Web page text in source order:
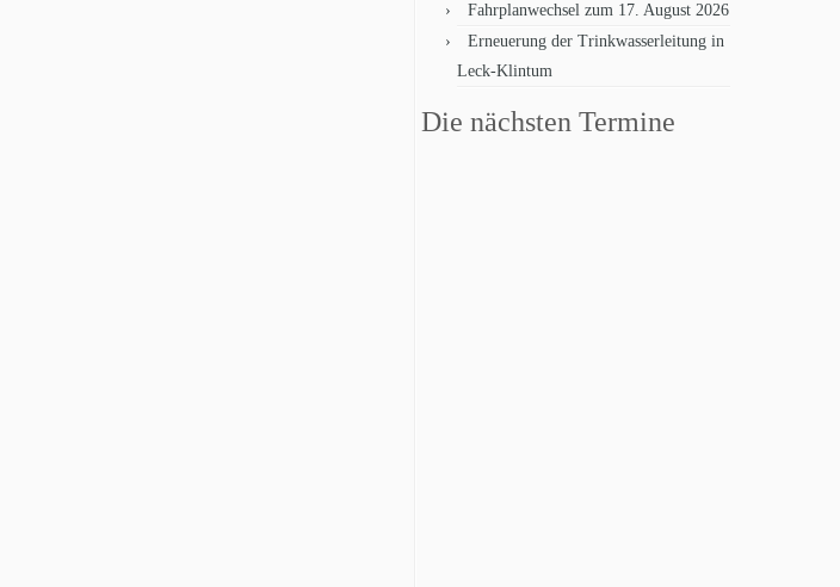
Fahrplanwechsel zum 17. August 2026
Erneuerung der Trinkwasserleitung in
Leck-Klintum
Die nächsten Termine